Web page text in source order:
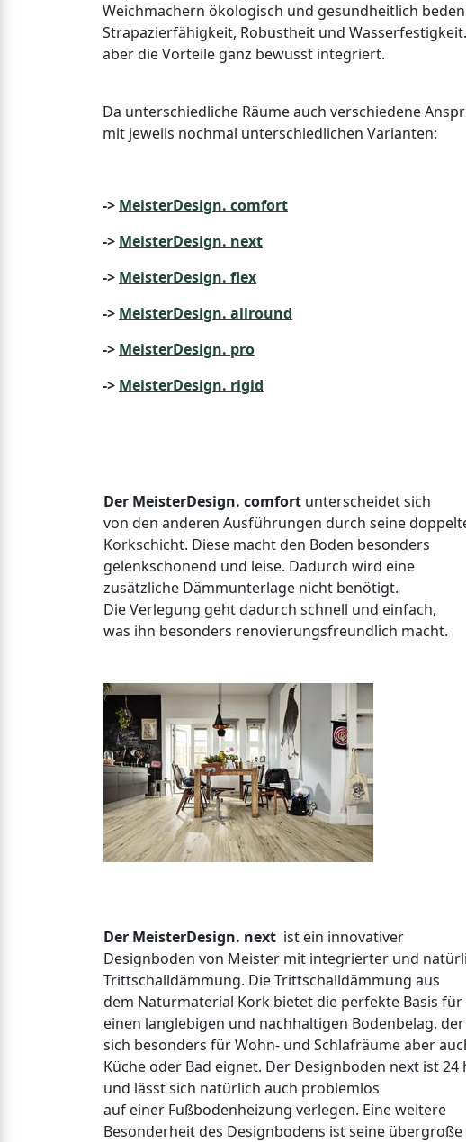
Weichmachern ökologisch und gesundheitlich
Strapazierfähigkeit, Robustheit und
aber die Vorteile ganz bewusst integriert.
Da unterschiedliche Räume auch verschiedene
mit jeweils nochmal unterschiedlichen Varianten:
-> MeisterDesign. comfort
-> MeisterDesign. next
-> MeisterDesign. flex
-> MeisterDesign. allround
-> MeisterDesign. pro
-> MeisterDesign. rigid
Der MeisterDesign. comfort unterscheidet sich
von den anderen Ausführungen durch seine
Korkschicht. Diese macht den Boden besonders
gelenkschonend und leise. Dadurch wird eine
zusätzliche Dämmunterlage nicht benötigt.
Die Verlegung geht dadurch schnell und einfach,
was ihn besonders renovierungsfreundlich macht.
Der MeisterDesign. next ist ein innovativer
Designboden von Meister mit integrierter und
Trittschalldämmung. Die Trittschalldämmung aus
dem Naturmaterial Kork bietet die perfekte Basis für
einen langlebigen und nachhaltigen Bodenbelag, der
sich besonders für Wohn- und Schlafräume aber
Küche oder Bad eignet. Der Designboden next ist
und lässt sich natürlich auch problemlos
auf einer Fußbodenheizung verlegen. Eine weitere
Besonderheit des Designbodens ist seine übergroße